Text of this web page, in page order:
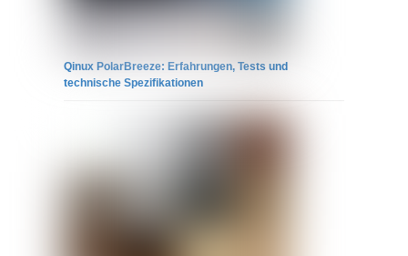
Qinux PolarBreeze: Erfahrungen, Tests und
technische Spezifikationen